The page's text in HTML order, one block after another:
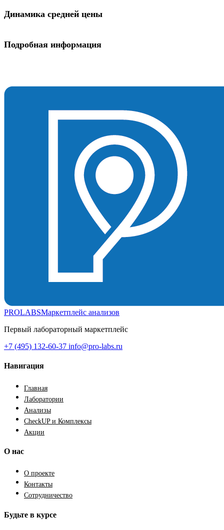
Динамика средней цены
Подробная информация
PROLABSМаркетплейс анализов
Первый лабораторный маркетплейс
+7 (495) 132-60-37 info@pro-labs.ru
Навигация
Главная
Лаборатории
Анализы
CheckUP и Комплексы
Акции
О нас
О проекте
Контакты
Сотрудничество
Будьте в курсе